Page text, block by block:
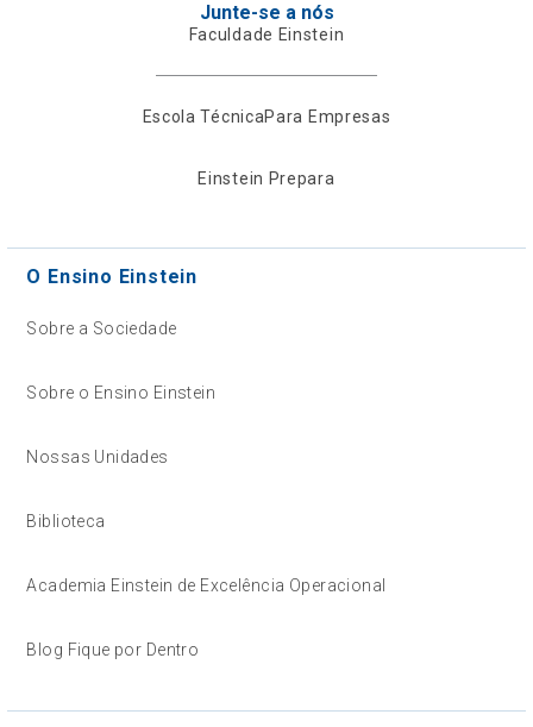
Junte-se a nós
Faculdade Einstein
Escola TécnicaPara Empresas
Einstein Prepara
O Ensino Einstein
Sobre a Sociedade
Sobre o Ensino Einstein
Nossas Unidades
Biblioteca
Academia Einstein de Excelência Operacional
Blog Fique por Dentro